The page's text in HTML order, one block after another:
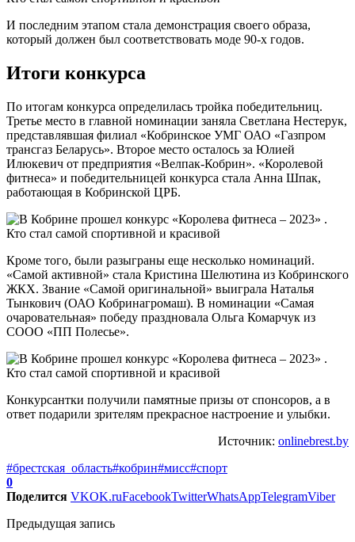
И последним этапом стала демонстрация своего образа,
который должен был соответствовать моде 90-х годов.
Итоги конкурса
По итогам конкурса определилась тройка победительниц.
Третье место в главной номинации заняла Светлана Нестерук,
представлявшая филиал «Кобринское УМГ ОАО «Газпром
трансгаз Беларусь». Второе место осталось за Юлией
Илюкевич от предприятия «Велпак-Кобрин». «Королевой
фитнеса» и победительницей конкурса стала Анна Шпак,
работающая в Кобринской ЦРБ.
Кроме того, были разыграны еще несколько номинаций.
«Самой активной» стала Кристина Шелютина из Кобринского
ЖКХ. Звание «Самой оригинальной» выиграла Наталья
Тынкович (ОАО Кобринагромаш). В номинации «Самая
очаровательная» победу праздновала Ольга Комарчук из
СООО «ПП Полесье».
Конкурсантки получили памятные призы от спонсоров, а в
ответ подарили зрителям прекрасное настроение и улыбки.
Источник: onlinebrest.by
#брестская_область#кобрин#мисс#спорт
0
Поделится VKOK.ruFacebookTwitterWhatsAppTelegramViber
Предыдущая запись